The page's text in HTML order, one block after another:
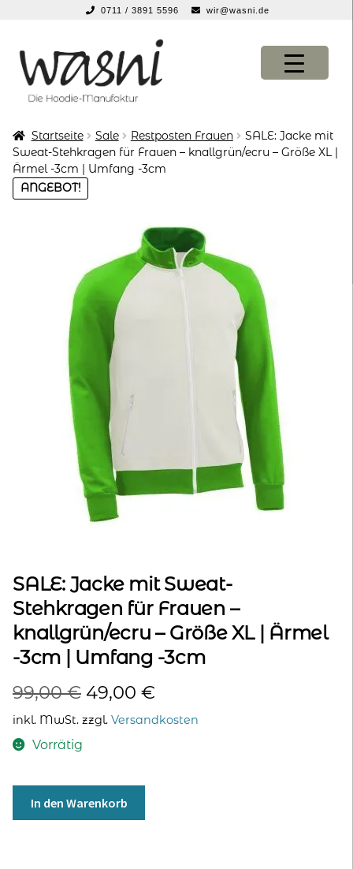
0711 / 3891 5596 wir@wasni.de
Navigation
springen
Inhalt
springen
KONFIGURATOR
KONFIGURATOR
SHOP
Startseite Sale Restposten Frauen
SALE: Jacke mit
Sweat-Stehkragen für Frauen – knallgrün/ecru – Größe XL |
Ärmel -3cm | Umfang -3cm
ANGEBOT!
SALE: Jacke mit Sweat-
Stehkragen für Frauen –
knallgrün/ecru – Größe XL | Ärmel
-3cm | Umfang -3cm
99,00€ Ursprünglicher
Preis
49,00 €
Preis
inkl. MwSt. zzgl. Versandkosten
Vorrätig
Jacke
In den Warenkorb